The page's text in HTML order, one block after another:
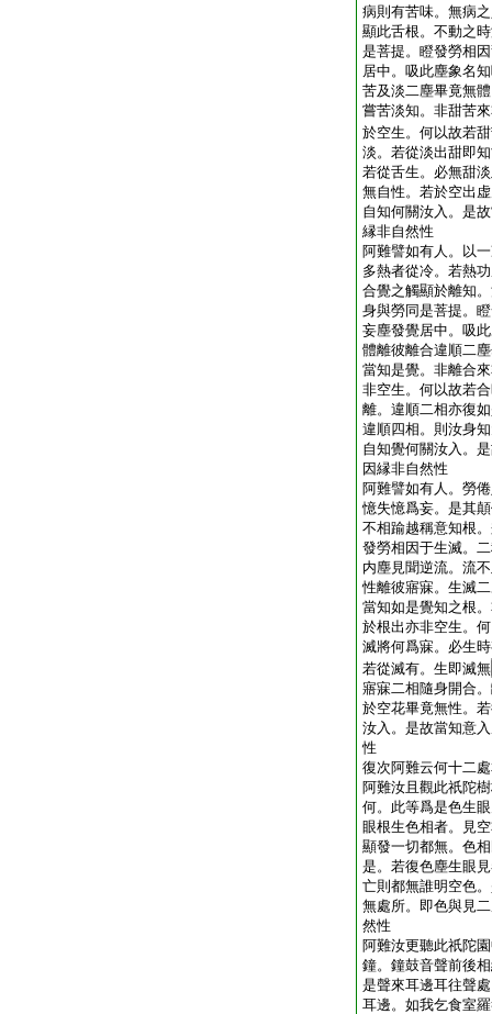
病則有苦味。無病
顯此舌根。不動之
是菩提。瞪發勞相
居中。吸此塵象名
苦及淡二塵畢竟無
嘗苦淡知。非甜苦
於空生。何以故若
淡。若從淡出甜即
若從舌生。必無甜
無自性。若於空出
自知何關汝入。是
縁非自然性
阿難譬如有人。以
多熱者從冷。若熱
合覺之觸顯於離知
身與勞同是菩提。
妄塵發覺居中。吸
體離彼離合違順二
當知是覺。非離合
非空生。何以故若
離。違順二相亦復
違順四相。則汝身
自知覺何關汝入。
因縁非自然性
阿難譬如有人。勞
憶失憶爲妄。是其
不相踰越稱意知根
發勞相因于生滅。
内塵見聞逆流。流
性離彼寤寐。生滅
當知如是覺知之根
於根出亦非空生。
滅將何爲寐。必生
若從滅有。生即滅無
寤寐二相隨身開合
於空花畢竟無性。
汝入。是故當知意
性
復次阿難云何十二
阿難汝且觀此祇陀
何。此等爲是色生
眼根生色相者。見
顯發一切都無。色
是。若復色塵生眼
亡則都無誰明空色
無處所。即色與見
然性
阿難汝更聽此祇陀
鐘。鐘鼓音聲前後
是聲來耳邊耳往聲
耳邊。如我乞食室